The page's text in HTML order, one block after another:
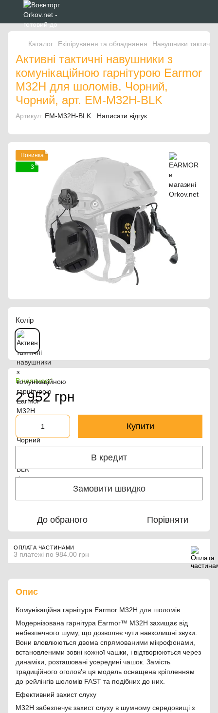
Каталог Екіпірування та обладнання Навушники тактичні
Активні тактичні навушники з
комунікаційною гарнітурою Earmor
M32H для шоломів. Чорний,
Чорний, арт. EM-M32H-BLK
Артикул: EM-M32H-BLK Написати відгук
Новинка
3
Колір
В наявності
2 952 грн
Купити
В кредит
Замовити швидко
До обраного Порівняти
ОПЛАТА ЧАСТИНАМИ
3 платежі по 984.00 грн
Опис
Комунікаційна гарнітура Earmor M32H для шоломів
Модернізована гарнітура Earmor™ M32H захищає від
небезпечного шуму, що дозволяє чути навколишні звуки.
Вони вловлюються двома спрямованими мікрофонами,
встановленими зовні кожної чашки, і відтворюються через
динаміки, розташовані усередині чашок. Замість
традиційного оголов'я ця модель оснащена кріпленням
до рейлінгів шоломів FAST та подібних до них.
Ефективний захист слуху
M32H забезпечує захист слуху в шумному середовищі з